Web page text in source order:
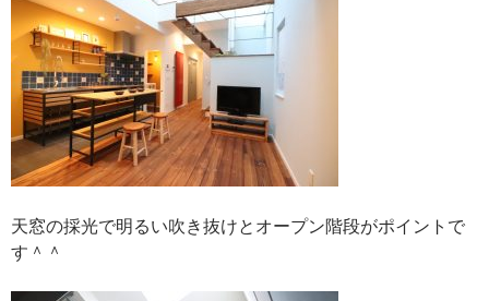
天窓の採光で明るい吹き抜けとオープン階段がポイントで
す＾＾